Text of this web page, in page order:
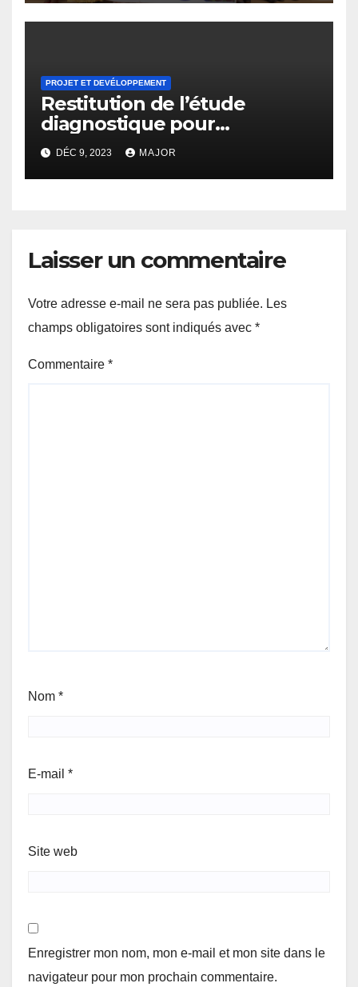
région du Nord
PROJET ET DEVÉLOPPEMENT
Restitution de l’étude
diagnostique pour
l’élaboration du plan régional
de communication
DÉC 9, 2023 MAJOR
Laisser un commentaire
Votre adresse e-mail ne sera pas publiée. Les
champs obligatoires sont indiqués avec *
Commentaire *
Nom *
E-mail *
Site web
Enregistrer mon nom, mon e-mail et mon site dans le
navigateur pour mon prochain commentaire.